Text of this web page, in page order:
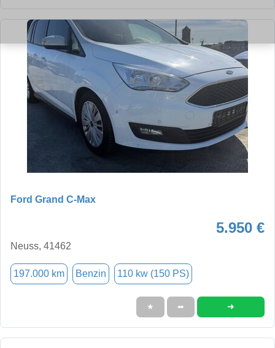
Ford Grand C-Max
5.950 €
Neuss, 41462
197.000 km Benzin 110 kw (150 PS)
★ ➦ ➜